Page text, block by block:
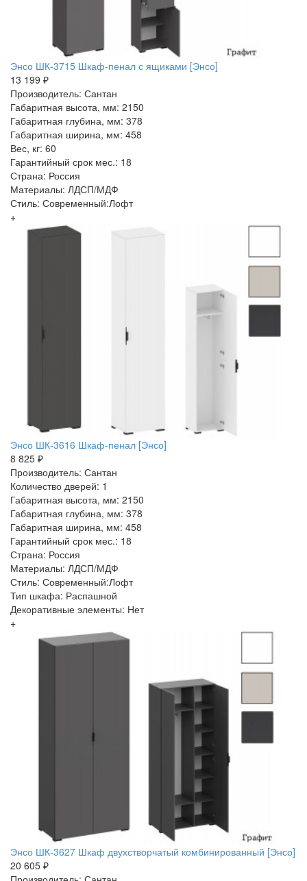
Энсо ШК-3715 Шкаф-пенал с ящиками [Энсо]
13 199 ₽
Производитель: Сантан
Габаритная высота, мм: 2150
Габаритная глубина, мм: 378
Габаритная ширина, мм: 458
Вес, кг: 60
Гарантийный срок мес.: 18
Страна: Россия
Материалы: ЛДСП/МДФ
Стиль: Современный:Лофт
+
Энсо ШК-3616 Шкаф-пенал [Энсо]
8 825 ₽
Производитель: Сантан
Количество дверей: 1
Габаритная высота, мм: 2150
Габаритная глубина, мм: 378
Габаритная ширина, мм: 458
Гарантийный срок мес.: 18
Страна: Россия
Материалы: ЛДСП/МДФ
Стиль: Современный:Лофт
Тип шкафа: Распашной
Декоративные элементы: Нет
+
Энсо ШК-3627 Шкаф двухстворчатый комбинированный [Энсо]
20 605 ₽